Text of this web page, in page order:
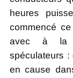
heures
commencé
avec à la
spéculateurs :
en cause